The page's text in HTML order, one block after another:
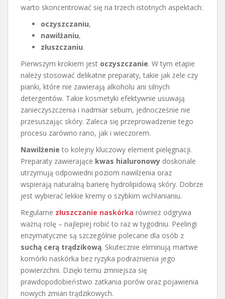
warto skoncentrować się na trzech istotnych aspektach:
oczyszczaniu,
nawilżaniu,
złuszczaniu.
Pierwszym krokiem jest oczyszczanie. W tym etapie
należy stosować delikatne preparaty, takie jak żele czy
pianki, które nie zawierają alkoholu ani silnych
detergentów. Takie kosmetyki efektywnie usuwają
zanieczyszczenia i nadmiar sebum, jednocześnie nie
przesuszając skóry. Zaleca się przeprowadzenie tego
procesu zarówno rano, jak i wieczorem.
Nawilżenie to kolejny kluczowy element pielęgnacji.
Preparaty zawierające kwas hialuronowy doskonale
utrzymują odpowiedni poziom nawilżenia oraz
wspierają naturalną barierę hydrolipidową skóry. Dobrze
jest wybierać lekkie kremy o szybkim wchłanianiu.
Regularne złuszczanie naskórka również odgrywa
ważną rolę – najlepiej robić to raz w tygodniu. Peelingi
enzymatyczne są szczególnie polecane dla osób z
suchą cerą trądzikową. Skutecznie eliminują martwe
komórki naskórka bez ryzyka podrażnienia jego
powierzchni. Dzięki temu zmniejsza się
prawdopodobieństwo zatkania porów oraz pojawienia
nowych zmian trądzikowych.